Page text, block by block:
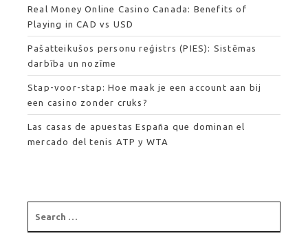
Real Money Online Casino Canada: Benefits of
Playing in CAD vs USD
Pašatteikušos personu reģistrs (PIES): Sistēmas
darbība un nozīme
Stap-voor-stap: Hoe maak je een account aan bij
een casino zonder cruks?
Las casas de apuestas España que dominan el
mercado del tenis ATP y WTA